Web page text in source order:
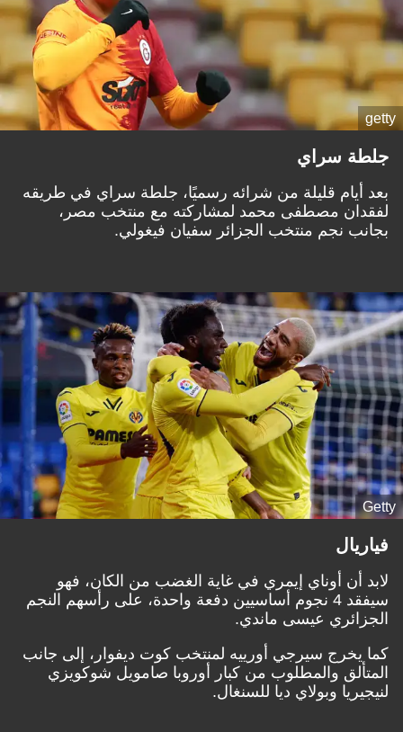
getty
جلطة سراي
بعد أيام قليلة من شرائه رسميًا، جلطة سراي في طريقه
لفقدان مصطفى محمد لمشاركته مع منتخب مصر،
بجانب نجم منتخب الجزائر سفيان فيغولي.
Getty
فياريال
لابد أن أوناي إيمري في غاية الغضب من الكان، فهو
سيفقد 4 نجوم أساسيين دفعة واحدة، على رأسهم النجم
الجزائري عيسى ماندي.
كما يخرج سيرجي أورييه لمنتخب كوت ديفوار، إلى جانب
المتألق والمطلوب من كبار أوروبا صامويل شوكويزي
لنيجيريا وبولاي ديا للسنغال.